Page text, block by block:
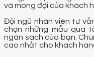
và mong đợi của khách
Đội ngũ nhân viên tư
chọn những mẫu quà
ngân sách của bạn.
cao nhất cho khách